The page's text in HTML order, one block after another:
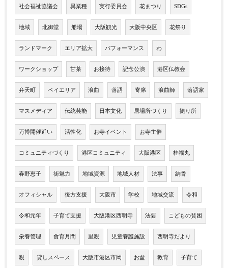
社会福祉協議会 異業種 実行委員会 花まつり SDGs
地域 北御堂 船場 大阪観光 大阪中央区 花祭り
ランドマーク エリア拡大 パフォーマンス わ
ワークショップ 甘茶 お接待 記念公演 港区仏教会
弁天町 ベイエリア 浪曲 落語 寄席 浪曲師 落語家
マスメディア 伝統芸能 日本文化 居場所づくり 拠り所
万博開催近い 活性化 お寺イベント お寺主催
コミュニティづくり 港区コミュニティ 大阪港区 桂福丸
春野恵子 街魅力 地域資源 地域人材 法事 納骨
オフィシャル 後方支援 大阪市 学校 地域交流 令和
令和元年 子育て支援 大阪港区西明寺 法要 こどもの貧困
栄養管理 食育月間 里親 児童養護施設 西明寺だより
親 貸しスペース 大阪市港区市岡 お盆 教育 子育て